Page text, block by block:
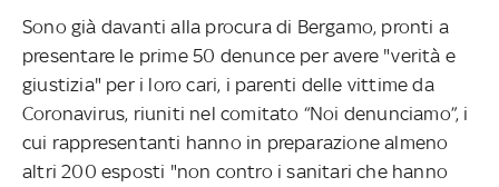
Sono già davanti alla procura di Bergamo, pronti a
presentare le prime 50 denunce per avere "verità e
giustizia" per i loro cari, i parenti delle vittime da
Coronavirus, riuniti nel comitato “Noi denunciamo”, i
cui rappresentanti hanno in preparazione almeno
altri 200 esposti "non contro i sanitari che hanno